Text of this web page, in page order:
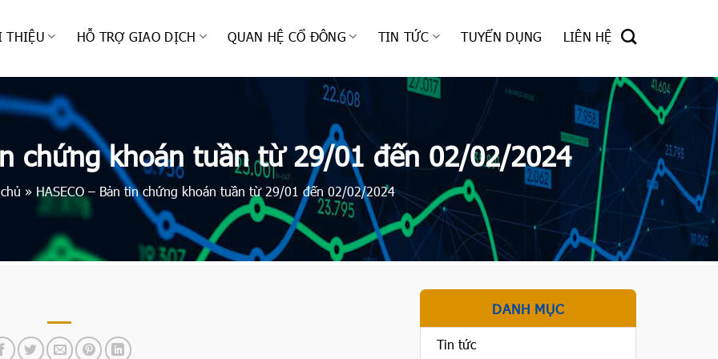
THIỆU HỖ TRỢ GIAO DỊCH QUAN HỆ CỔ ĐÔNG TIN TỨC TUYỂN DỤNG LIÊN HỆ
chứng khoán tuần từ 29/01 đến 02/02/2024
» HASECO – Bản tin chứng khoán tuần từ 29/01 đến 02/02/2024
DANH MỤC
Tin tức